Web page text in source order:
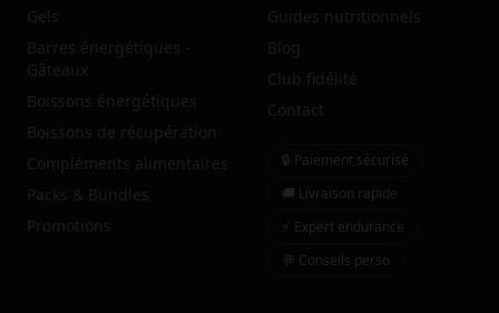
Gels
Barres énergétiques -
Gâteaux
Boissons énergétiques
Boissons de récupération
Compléments alimentaires
Packs & Bundles
Promotions
Guides nutritionnels
Blog
Club fidélité
Contact
🔒 Paiement sécurisé
🚚 Livraison rapide
⚡ Expert endurance
💬 Conseils perso